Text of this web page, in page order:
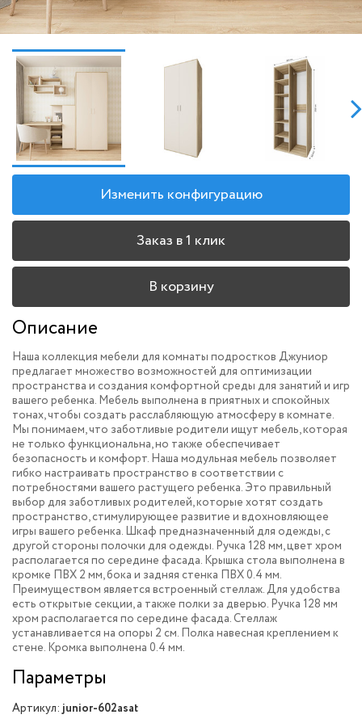
Изменить конфигурацию
Заказ в 1 клик
В корзину
Описание
Наша коллекция мебели для комнаты подростков Джуниор
предлагает множество возможностей для оптимизации
пространства и создания комфортной среды для занятий и игр
вашего ребенка. Мебель выполнена в приятных и спокойных
тонах, чтобы создать расслабляющую атмосферу в комнате.
Мы понимаем, что заботливые родители ищут мебель, которая
не только функциональна, но также обеспечивает
безопасность и комфорт. Наша модульная мебель позволяет
гибко настраивать пространство в соответствии с
потребностями вашего растущего ребенка. Это правильный
выбор для заботливых родителей, которые хотят создать
пространство, стимулирующее развитие и вдохновляющее
игры вашего ребенка. Шкаф предназначенный для одежды, с
другой стороны полочки для одежды. Ручка 128 мм, цвет хром
располагается по середине фасада. Крышка стола выполнена в
кромке ПВХ 2 мм, бока и задняя стенка ПВХ 0.4 мм.
Преимуществом является встроенный стеллаж. Для удобства
есть открытые секции, а также полки за дверью. Ручка 128 мм
хром располагается по середине фасада. Стеллаж
устанавливается на опоры 2 см. Полка навесная креплением к
стене. Кромка выполнена 0.4 мм.
Параметры
Артикул: junior-602asat